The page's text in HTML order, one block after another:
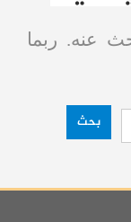
عنه. ربما